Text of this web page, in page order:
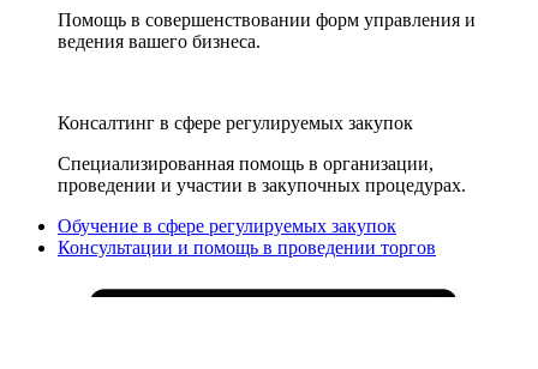
Помощь в совершенствовании форм управления и
ведения вашего бизнеса.
Консалтинг в сфере регулируемых закупок
Специализированная помощь в организации,
проведении и участии в закупочных процедурах.
Обучение в сфере регулируемых закупок
Консультации и помощь в проведении торгов